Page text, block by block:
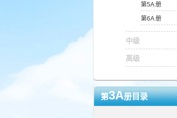
第5A 册
第6A 册
中级
高级
第3A册目录